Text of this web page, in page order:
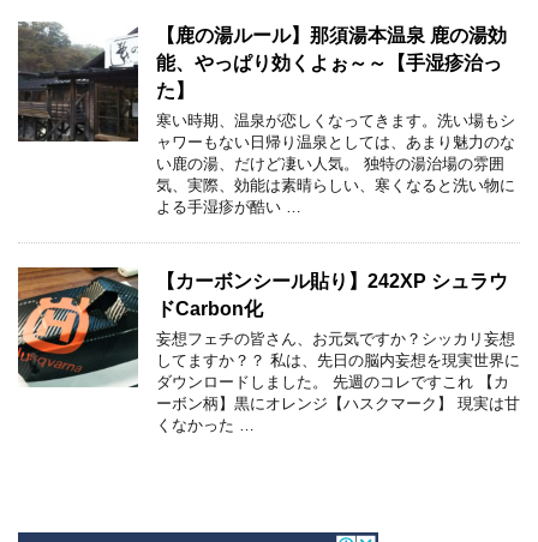
【鹿の湯ルール】那須湯本温泉 鹿の湯効
能、やっぱり効くよぉ～～【手湿疹治っ
た】
寒い時期、温泉が恋しくなってきます。洗い場もシ
ャワーもない日帰り温泉としては、あまり魅力のな
い鹿の湯、だけど凄い人気。 独特の湯治場の雰囲
気、実際、効能は素晴らしい、寒くなると洗い物に
よる手湿疹が酷い …
【カーボンシール貼り】242XP シュラウ
ドCarbon化
妄想フェチの皆さん、お元気ですか？シッカリ妄想
してますか？？ 私は、先日の脳内妄想を現実世界に
ダウンロードしました。 先週のコレですこれ 【カ
ーボン柄】黒にオレンジ【ハスクマーク】 現実は甘
くなかった …